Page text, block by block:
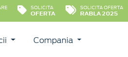
SOLICITA
OFERTA
SOLICITA OFERTA
RABLA 2025
Compania